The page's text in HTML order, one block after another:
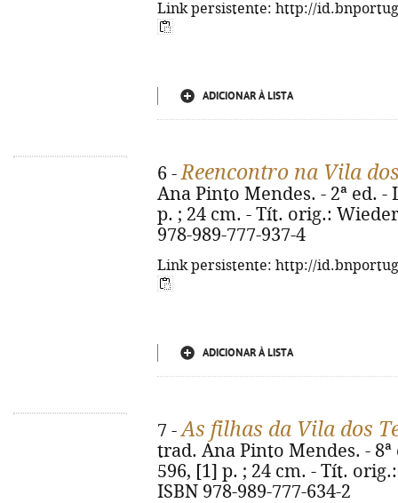
Link persistente: http://
ADICIONAR À LISTA
6 -Reencontro na Vila
Ana Pinto Mendes. - 2ª ed. -
p. ; 24 cm. - Tít. orig.:
978-989-777-937-4
Link persistente: http://
ADICIONAR À LISTA
7 -As filhas da Vila dos
trad. Ana Pinto Mendes. - 8ª
596, [1] p. ; 24 cm. - Tít.
ISBN 978-989-777-634-2